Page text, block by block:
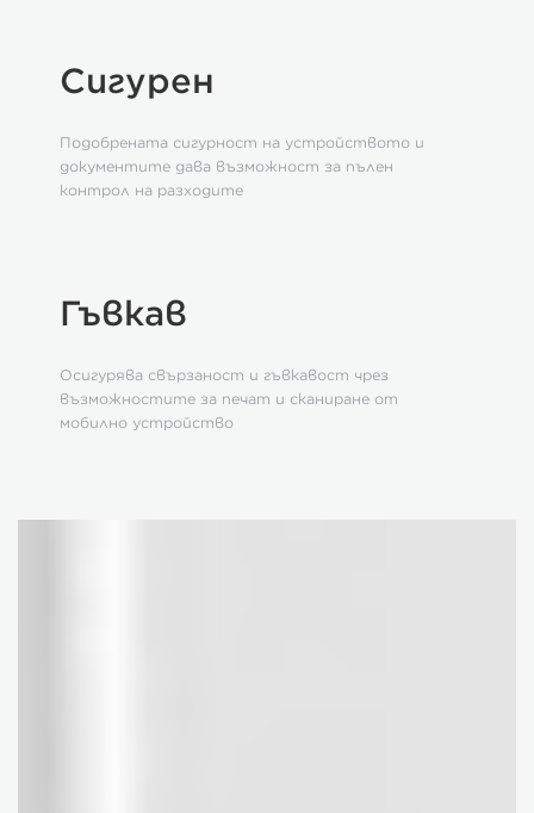
Сигурен
Подобрената сигурност на устройството и
документите дава възможност за пълен
контрол на разходите
Гъвкав
Осигурява свързаност и гъвкавост чрез
възможностите за печат и сканиране от
мобилно устройство